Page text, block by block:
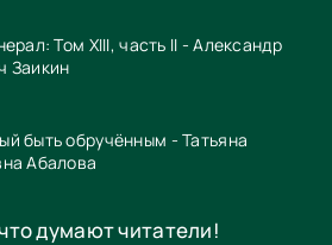
Том XIII, часть II - Александр
Заикин
быть обручённым - Татьяна
Абалова
думают читатели!